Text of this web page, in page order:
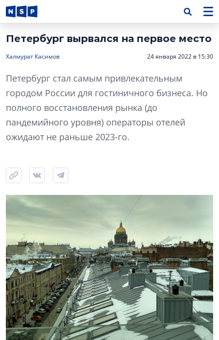
Петербург вырвался на первое место
Халмурат Касимов 24 января 2022 в 15:30
Петербург стал самым привлекательным
городом России для гостиничного бизнеса. Но
полного восстановления рынка (до
пандемийного уровня) операторы отелей
ожидают не раньше 2023-го.